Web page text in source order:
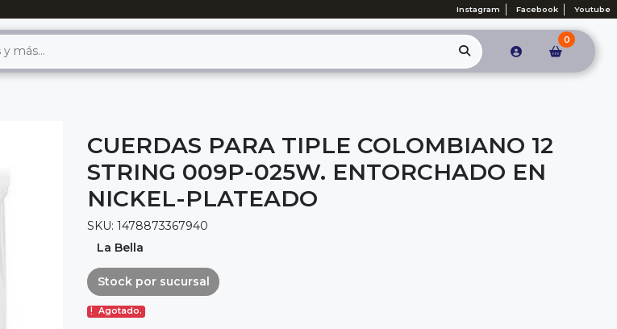
Instagram Facebook Youtube
0
CUERDAS PARA TIPLE COLOMBIANO 12
STRING 009P-025W. ENTORCHADO EN
NICKEL-PLATEADO
SKU: 1478873367940
La Bella
Stock por sucursal
Agotado.